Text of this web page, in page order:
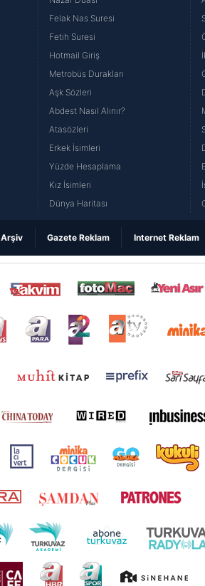
Felak Nas Suresi
Fetih Suresi
Hotmail Giriş
Metrobüs Durakları
Aşk Sözleri
Abdest Nasıl Alınır?
Atasözleri
Erkek İsimleri
Yüzde Hesaplama
Kız İsimleri
Dünya Haritası
Arşiv Gazete Reklam Internet Reklam